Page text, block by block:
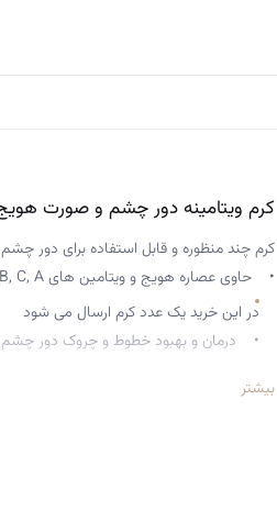
کرم ویتامینه دور چشم و صورت
کرم چند منظوره و قابل استفاده برای دور
• حاوی عصاره هویج و ویتامین ‌های B, C, A و E
در این خرید یک عدد کرم ارسال می شود
• درمان و بهبود خطوط و چروک دور
• روشن کننده پوست و رفع لک و تیرگیبیشتر